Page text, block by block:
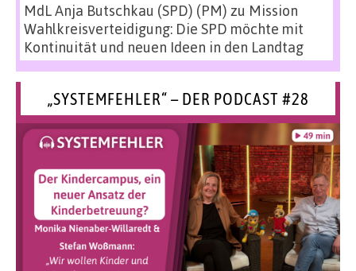
MdL Anja Butschkau (SPD) (PM) zu Mission
Wahlkreisverteidigung: Die SPD möchte mit
Kontinuität und neuen Ideen in den Landtag
„SYSTEMFEHLER“ – DER PODCAST #28